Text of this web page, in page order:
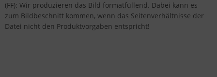
(FF): Wir produzieren das Bild formatfüllend. Dabei kann es
zum Bildbeschnitt kommen, wenn das Seitenverhältnisse der
Datei nicht den Produktvorgaben entspricht!